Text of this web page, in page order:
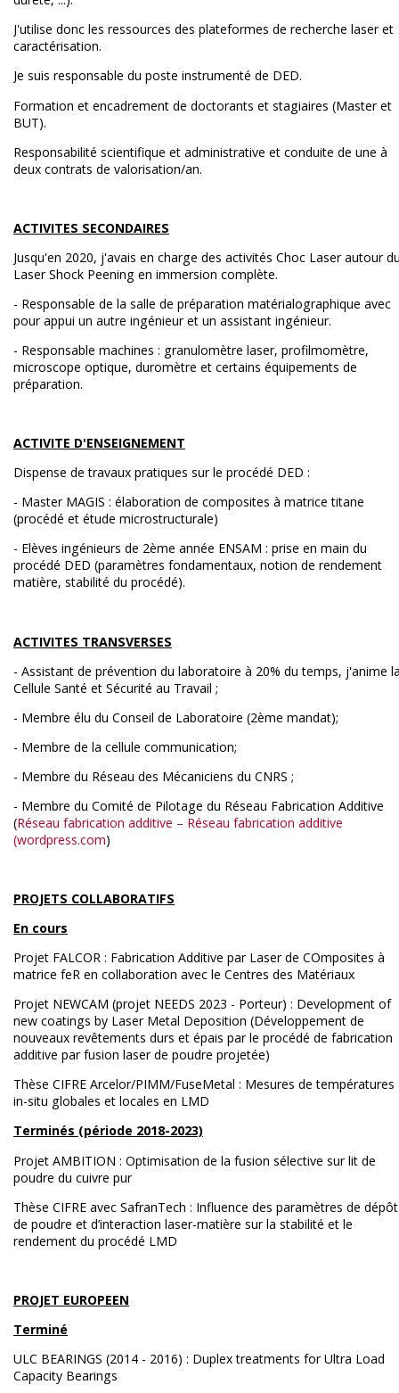
J'utilise donc les ressources des plateformes de recherche laser et
caractérisation.
Je suis responsable du poste instrumenté de DED.
Formation et encadrement de doctorants et stagiaires (Master et
BUT).
Responsabilité scientifique et administrative et conduite de une à
deux contrats de valorisation/an.
ACTIVITES SECONDAIRES
Jusqu'en 2020, j'avais en charge des activités Choc Laser autour
Laser Shock Peening en immersion complète.
- Responsable de la salle de préparation matérialographique avec
pour appui un autre ingénieur et un assistant ingénieur.
- Responsable machines : granulomètre laser, profilmomètre,
microscope optique, duromètre et certains équipements de
préparation.
ACTIVITE D'ENSEIGNEMENT
Dispense de travaux pratiques sur le procédé DED :
- Master MAGIS : élaboration de composites à matrice titane
(procédé et étude microstructurale)
- Elèves ingénieurs de 2ème année ENSAM : prise en main du
procédé DED (paramètres fondamentaux, notion de rendement
matière, stabilité du procédé).
ACTIVITES TRANSVERSES
- Assistant de prévention du laboratoire à 20% du temps, j'anime
Cellule Santé et Sécurité au Travail ;
- Membre élu du Conseil de Laboratoire (2ème mandat);
- Membre de la cellule communication;
- Membre du Réseau des Mécaniciens du CNRS ;
- Membre du Comité de Pilotage du Réseau Fabrication Additive
(Réseau fabrication additive – Réseau fabrication additive
(wordpress.com)
PROJETS COLLABORATIFS
En cours
Projet FALCOR : Fabrication Additive par Laser de COmposites à
matrice feR en collaboration avec le Centres des Matériaux
Projet NEWCAM (projet NEEDS 2023 - Porteur) : Development of
new coatings by Laser Metal Deposition (Développement de
nouveaux revêtements durs et épais par le procédé de fabrication
additive par fusion laser de poudre projetée)
Thèse CIFRE Arcelor/PIMM/FuseMetal : Mesures de températures
in-situ globales et locales en LMD
Terminés (période 2018-2023)
Projet AMBITION : Optimisation de la fusion sélective sur lit de
poudre du cuivre pur
Thèse CIFRE avec SafranTech : Influence des paramètres de dépôt
de poudre et d’interaction laser-matière sur la stabilité et le
rendement du procédé LMD
PROJET EUROPEEN
Terminé
ULC BEARINGS (2014 - 2016) : Duplex treatments for Ultra Load
Capacity Bearings